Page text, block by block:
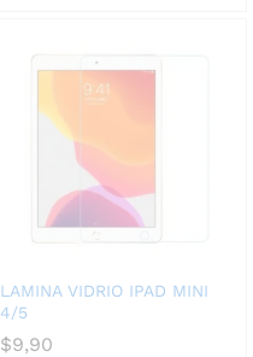
LAMINA VIDRIO IPAD MINI
4/5
$9,90